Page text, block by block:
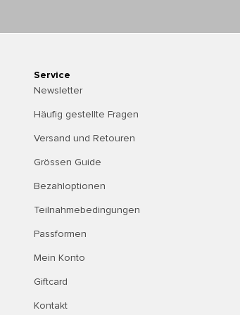
Service
Newsletter
Häufig gestellte Fragen
Versand und Retouren
Grössen Guide
Bezahloptionen
Teilnahmebedingungen
Passformen
Mein Konto
Giftcard
Kontakt